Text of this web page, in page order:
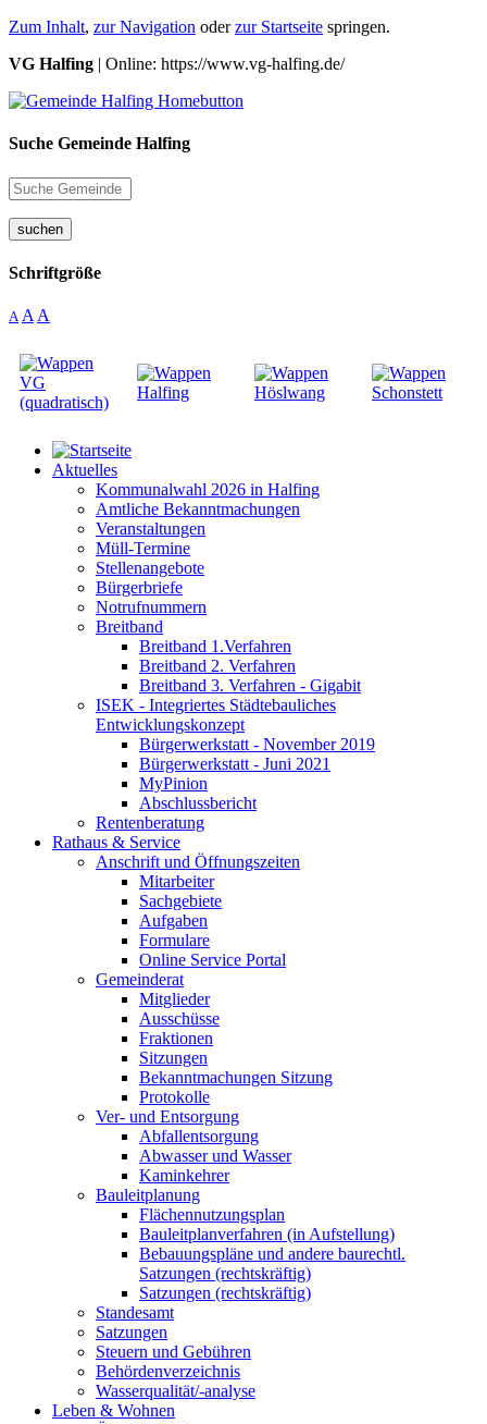
Zum Inhalt, zur Navigation oderzur Startseite springen.
VG Halfing | Online: https://www.vg-halfing.de/
Suche Gemeinde Halfing
suchen
Schriftgröße
A A A
Aktuelles
Kommunalwahl 2026 in Halfing
Amtliche Bekanntmachungen
Veranstaltungen
Müll-Termine
Stellenangebote
Bürgerbriefe
Notrufnummern
Breitband
Breitband 1.Verfahren
Breitband 2. Verfahren
Breitband 3. Verfahren - Gigabit
ISEK - Integriertes Städtebauliches
Entwicklungskonzept
Bürgerwerkstatt - November 2019
Bürgerwerkstatt - Juni 2021
MyPinion
Abschlussbericht
Rentenberatung
Rathaus & Service
Anschrift und Öffnungszeiten
Mitarbeiter
Sachgebiete
Aufgaben
Formulare
Online Service Portal
Gemeinderat
Mitglieder
Ausschüsse
Fraktionen
Sitzungen
Bekanntmachungen Sitzung
Protokolle
Ver- und Entsorgung
Abfallentsorgung
Abwasser und Wasser
Kaminkehrer
Bauleitplanung
Flächennutzungsplan
Bauleitplanverfahren (in Aufstellung)
Bebauungspläne und andere baurechtl.
Satzungen (rechtskräftig)
Satzungen (rechtskräftig)
Standesamt
Satzungen
Steuern und Gebühren
Behördenverzeichnis
Wasserqualität/-analyse
Leben & Wohnen